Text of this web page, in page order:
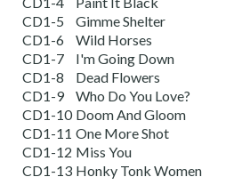
CD1-5
Gimme Shelter
CD1-6
Wild Horses
CD1-7
I'm Going Down
CD1-8
Dead Flowers
CD1-9
Who Do You Love?
CD1-10 Doom And Gloom
CD1-11 One More Shot
CD1-12 Miss You
CD1-13 Honky Tonk Women